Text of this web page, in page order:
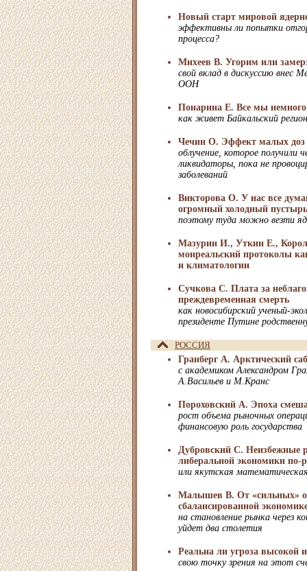
Новый старт мировой
эффективны ли попытки
процесса?
Михеев В. Угорим или
свой вклад в дискуссию внес
ООН
Понарина Е. Все мы
как живет Байкальский
Чечин О. Эффект малых доз
облучение, которое получили
ликвидаторы, пока не
заболеваний
Викторова О. У нас все
огромный холодный пустырь
поэтому туда можно везти
Мазурин И., Уткин Е.,
монреальский протоколы
и климатологии
Сучкова С. Плата за
преждевременная смерть
как новосибирский ученый-
президенте Путине
РОССИЯ
Гранберг А. Арктический
с академиком Александром
А.Васильев и М.Кранс
Пороховский А. Эпоха
рост объема рыночных
финансовую роль государства
Дубровский С. Неизбежные
либеральной экономики по-
или якутская
Малышев В. От «сильных»
сбалансированной
на становление рынка через
уйдет два столетия
Реальна ли угроза высокой
свою точку зрения на этот